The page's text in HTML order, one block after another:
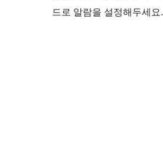
d
드로 알람을 설정해두세요.